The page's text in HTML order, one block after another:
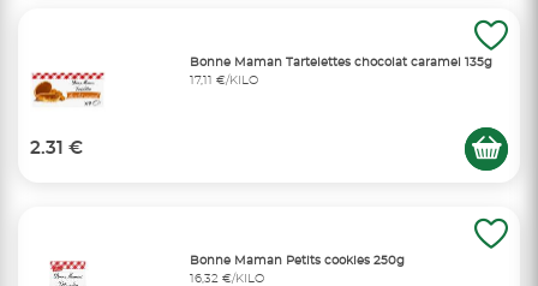
Bonne Maman Tartelettes chocolat caramel 135g
17,11 €/KILO
2.31 €
Bonne Maman Petits cookies 250g
16,32 €/KILO